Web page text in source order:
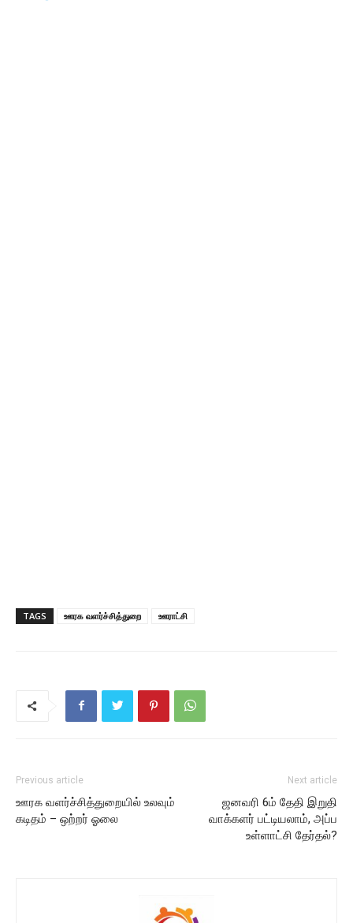
TAGS ஊரக வளர்ச்சித்துறை ஊராட்சி
Previous article
ஊரக வளர்ச்சித்துறையில் உலவும்
கடிதம் – ஒற்றர் ஓலை
Next article
ஜனவரி 6ம் தேதி இறுதி
வாக்களர் பட்டியலாம், அப்ப
உள்ளாட்சி தேர்தல்?